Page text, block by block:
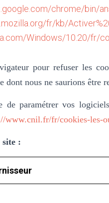
chrome/bin/
fr/kb/
Windows/10.20/fr/
pour refuser les
dont nous ne saurions être
de paramétrer vos
www.cnil.fr/fr/cookies-les-
site :